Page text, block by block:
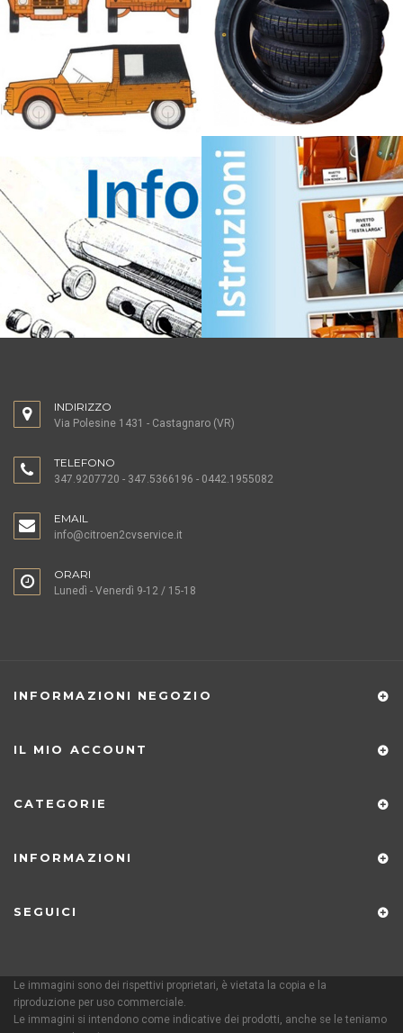
INDIRIZZO
Via Polesine 1431 - Castagnaro (VR)
TELEFONO
347.9207720 - 347.5366196 - 0442.1955082
EMAIL
info@citroen2cvservice.it
ORARI
Lunedì - Venerdì 9-12 / 15-18
INFORMAZIONI NEGOZIO
IL MIO ACCOUNT
CATEGORIE
INFORMAZIONI
SEGUICI
Le immagini sono dei rispettivi proprietari, è vietata la copia e la
riproduzione per uso commerciale.
Le immagini si intendono come indicative dei prodotti, anche se le teniamo